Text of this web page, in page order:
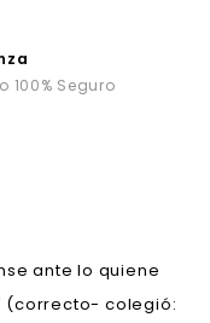
100% Seguro
ante lo quiene
(correcto- colegió: